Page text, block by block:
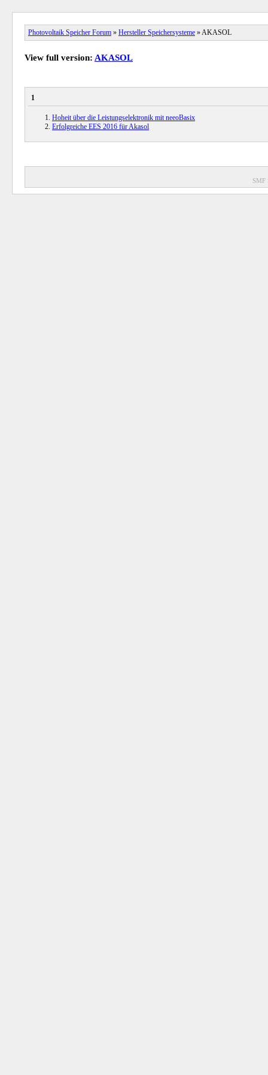
Photovoltaik Speicher Forum » Hersteller Speichersysteme » AKASOL
View full version: AKASOL
1
Hoheit über die Leistungselektronik mit neeoBasix
Erfolgreiche EES 2016 für Akasol
SMF